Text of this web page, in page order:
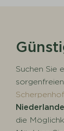
Suchen Sie
Scherpenhof
die